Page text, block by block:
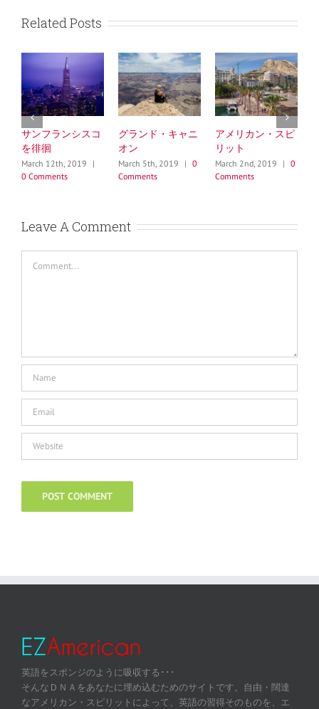
Related Posts
サンフランシスコ
を徘徊
March 12th, 2019
|
0 Comments
グランド・キャニ
オン
March 5th, 2019 | 0
Comments
アメリカン・スピ
リット
March 2nd, 2019 | 0
Comments
Leave A Comment
英語をスポンジのように吸収する･･･
そんなＤＮＡをあなたに埋め込むためのサイトです。自由・闊達
なアメリカン・スピリットによって、英語の習得そのものを、エ